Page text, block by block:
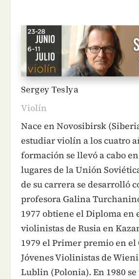
Sergey Teslya
Violín
Nace en Novosibirsk
estudiar violín a los cuatro
formación se llevó a cabo
lugares de la Unión
de su carrera se desarrolló
profesora Galina
1977 obtiene el Diploma en
violinistas de Rusia en
1979 el Primer premio en el
Jóvenes Violinistas de
Lublin (Polonia). En 1980